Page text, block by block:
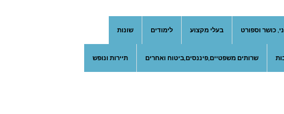
כושר וספורט בעלי מקצוע לימודים שונות
שרותים משפטיים,פיננסים,ביטוח ואחרים תיירות ונופש